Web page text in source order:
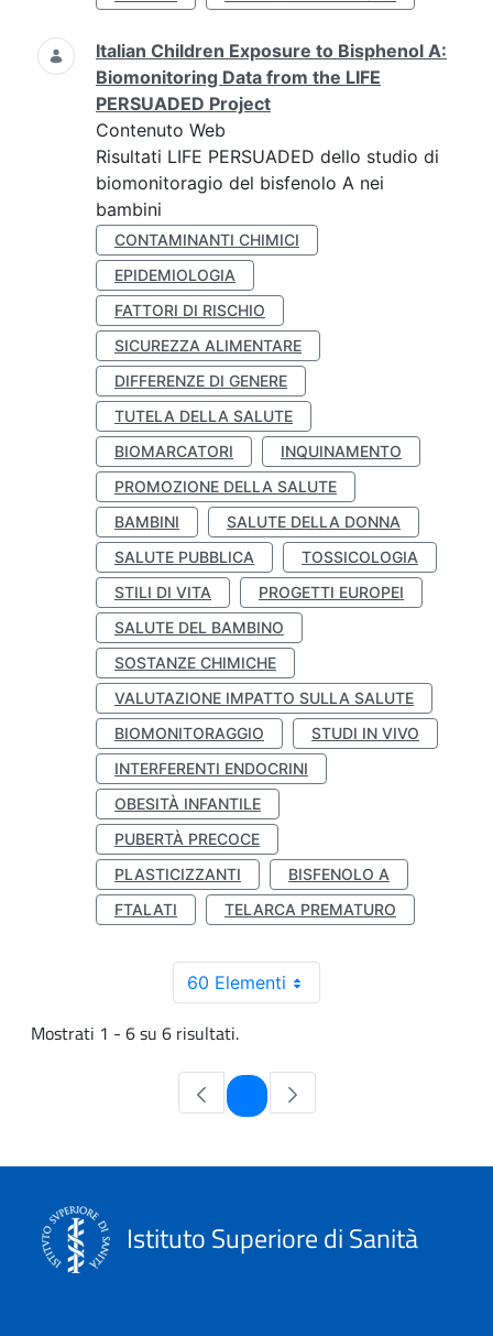
Italian Children Exposure to Bisphenol A:
Biomonitoring Data from the LIFE
PERSUADED Project
Contenuto Web
Risultati LIFE PERSUADED dello studio di
biomonitoragio del bisfenolo A nei
bambini
CONTAMINANTI CHIMICI
EPIDEMIOLOGIA
FATTORI DI RISCHIO
SICUREZZA ALIMENTARE
DIFFERENZE DI GENERE
TUTELA DELLA SALUTE
BIOMARCATORI
INQUINAMENTO
PROMOZIONE DELLA SALUTE
BAMBINI
SALUTE DELLA DONNA
SALUTE PUBBLICA
TOSSICOLOGIA
STILI DI VITA
PROGETTI EUROPEI
SALUTE DEL BAMBINO
SOSTANZE CHIMICHE
VALUTAZIONE IMPATTO SULLA SALUTE
BIOMONITORAGGIO
STUDI IN VIVO
INTERFERENTI ENDOCRINI
OBESITÀ INFANTILE
PUBERTÀ PRECOCE
PLASTICIZZANTI
BISFENOLO A
FTALATI
TELARCA PREMATURO
60 Elementi
Mostrati 1 - 6 su 6 risultati.
Pagina
Istituto Superiore di Sanità